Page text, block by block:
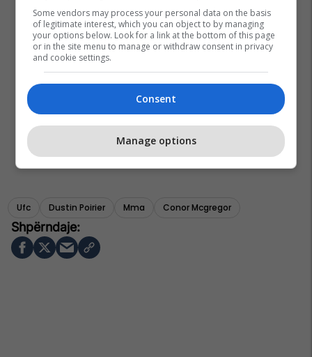
Ufc Dustin Poirier Mma Conor Mcgregor
Some vendors may process your personal data on the basis
of legitimate interest, which you can object to by managing
your options below. Look for a link at the bottom of this page
or in the site menu to manage or withdraw consent in privacy
and cookie settings.
Consent
Manage options